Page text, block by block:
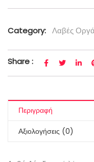
Category: Λαβές
Share :
Περιγραφή
Αξιολογήσεις (0)